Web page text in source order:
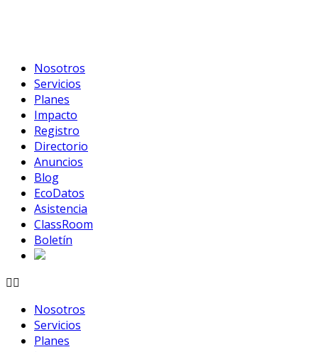
Nosotros
Servicios
Planes
Impacto
Registro
Directorio
Anuncios
Blog
EcoDatos
Asistencia
ClassRoom
Boletín
Nosotros
Servicios
Planes